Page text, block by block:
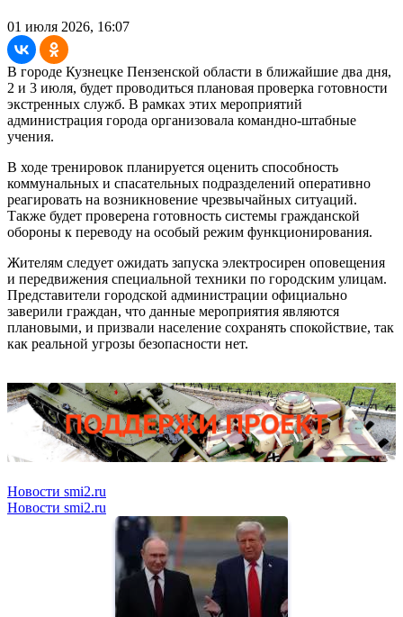
01 июля 2026, 16:07
В городе Кузнецке Пензенской области в ближайшие два дня,
2 и 3 июля, будет проводиться плановая проверка готовности
экстренных служб. В рамках этих мероприятий
администрация города организовала командно-штабные
учения.
В ходе тренировок планируется оценить способность
коммунальных и спасательных подразделений оперативно
реагировать на возникновение чрезвычайных ситуаций.
Также будет проверена готовность системы гражданской
обороны к переводу на особый режим функционирования.
Жителям следует ожидать запуска электросирен оповещения
и передвижения специальной техники по городским улицам.
Представители городской администрации официально
заверили граждан, что данные мероприятия являются
плановыми, и призвали население сохранять спокойствие, так
как реальной угрозы безопасности нет.
Новости smi2.ru
Новости smi2.ru